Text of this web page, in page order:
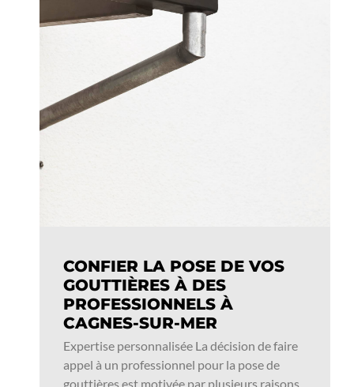
CONFIER LA POSE DE VOS
GOUTTIÈRES À DES
PROFESSIONNELS À
CAGNES-SUR-MER
Expertise personnalisée La décision de faire
appel à un professionnel pour la pose de
gouttières est motivée par plusieurs raisons